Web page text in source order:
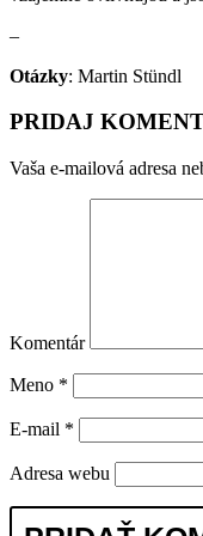
–
Otázky: Martin Stündl
PRIDAJ
Vaša e-mailová adresa
Komentár
Meno *
E-mail *
Adresa webu